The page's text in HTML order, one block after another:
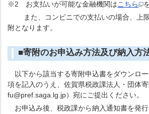
※2 お支払いが可能な金融機関はこちら
また、コンビニでの支払いの場合、上
附となります。
■寄附のお申込み方法及び納入方
以下から該当する寄附申込書をダウンロ
項を記入のうえ、佐賀県税政課法人・団体
fu@pref.saga.lg.jp）宛にご提出ください。
お申込み後、税政課から納入通知書を発